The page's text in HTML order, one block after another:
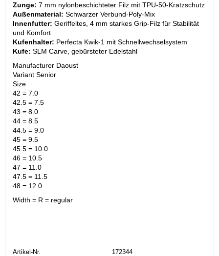
Zunge: 7 mm nylonbeschichteter Filz mit TPU-50-Kratzschutz
Außenmaterial: Schwarzer Verbund-Poly-Mix
Innenfutter: Geriffeltes, 4 mm starkes Grip-Filz für Stabilität
und Komfort
Kufenhalter: Perfecta Kwik-1 mit Schnellwechselsystem
Kufe: SLM Carve, gebürsteter Edelstahl
Manufacturer Daoust
Variant Senior
Size
42 = 7.0
42.5 = 7.5
43 = 8.0
44 = 8.5
44.5 = 9.0
45 = 9.5
45.5 = 10.0
46 = 10.5
47 = 11.0
47.5 = 11.5
48 = 12.0
Width = R = regular
Artikel-Nr.
172344